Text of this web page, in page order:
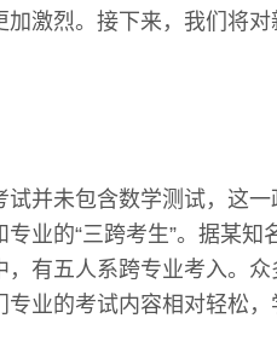
激烈。接下来，我们将
并未包含数学测试，这一
专业的“三跨考生”。据某
有五人系跨专业考入。
业的考试内容相对轻松